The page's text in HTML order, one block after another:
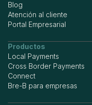
Blog
Atención al cliente
Portal Empresarial
Productos
Local Payments
Cross Border Payments
Connect
Bre-B para empresas